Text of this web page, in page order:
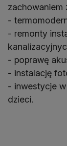
zachowaniem
-
- remonty
- poprawę
- instalację
- inwestycje
dzieci.